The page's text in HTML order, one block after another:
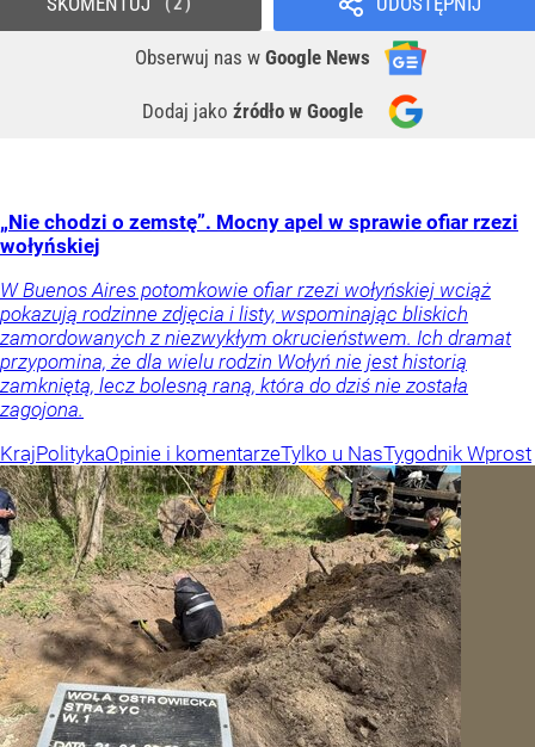
Obserwuj nas w Google News
Dodaj jako źródło w Google
„Nie chodzi o zemstę”. Mocny apel w sprawie ofiar rzezi
wołyńskiej
W Buenos Aires potomkowie ofiar rzezi wołyńskiej wciąż
pokazują rodzinne zdjęcia i listy, wspominając bliskich
zamordowanych z niezwykłym okrucieństwem. Ich dramat
przypomina, że dla wielu rodzin Wołyń nie jest historią
zamkniętą, lecz bolesną raną, która do dziś nie została
zagojona.
KrajPolitykaOpinie i komentarzeTylko u NasTygodnik Wprost